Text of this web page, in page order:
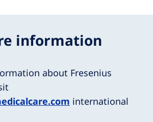
information
about Fresenius
international